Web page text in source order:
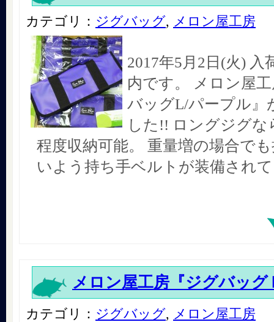
カテゴリ： ジグバッグ, メロン屋工房
2017年5月2日(火) 入
内です。 メロン屋
バッグL/パープル』
した!! ロングジグな
程度収納可能。 重量増の場合で
いよう持ち手ベルトが装備され
メロン屋工房『ジグバッグ
カテゴリ： ジグバッグ, メロン屋工房